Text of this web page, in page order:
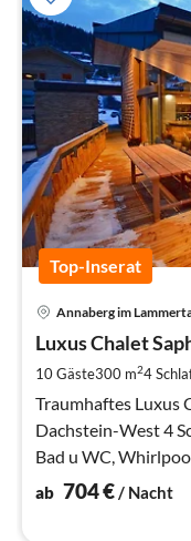
Top-Inserat
Annaberg im
Luxus Chalet
10 Gäste300 m24
Traumhaftes Luxus
Dachstein-West 4
Bad u WC,
ab 704€/ Nacht